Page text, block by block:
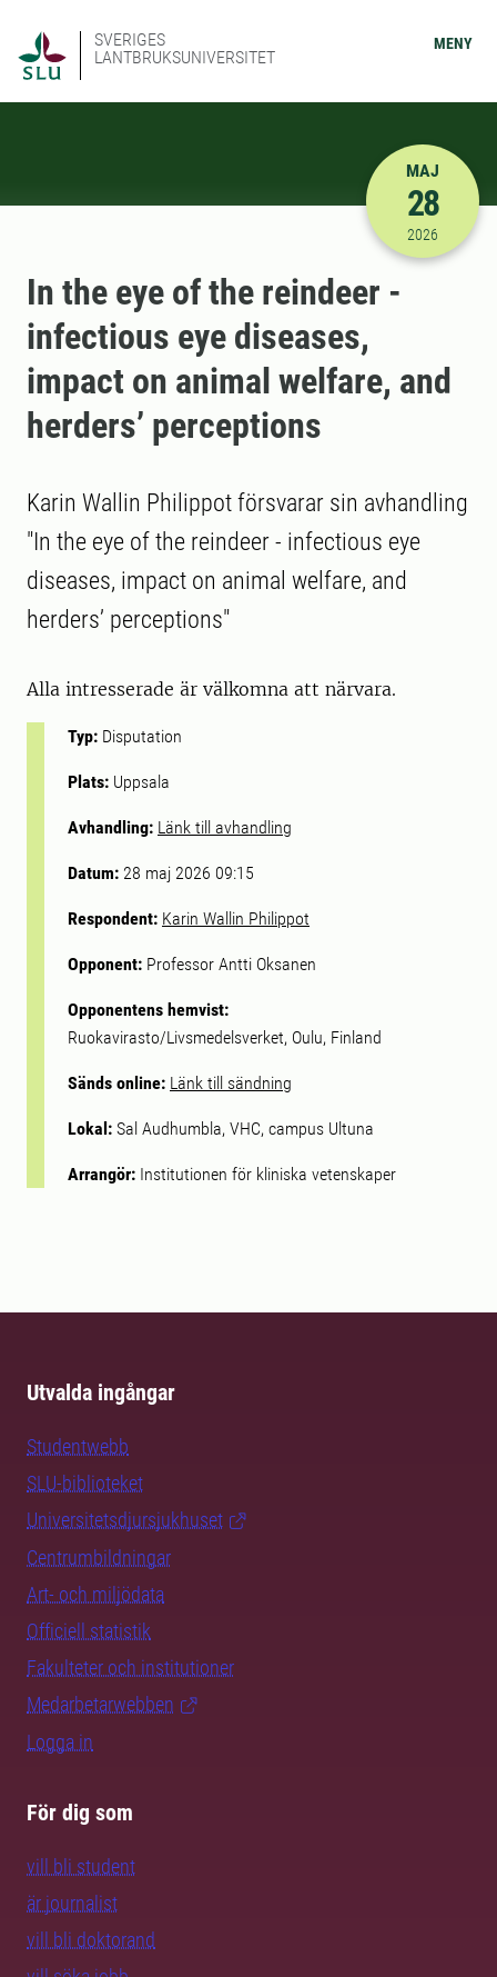
SVERIGES
LANTBRUKSUNIVERSITET
MENY
2026-05-
MAJ
28
2026
In the eye of the reindeer -
infectious eye diseases,
impact on animal welfare, and
herders’ perceptions
Karin Wallin Philippot försvarar sin avhandling
"In the eye of the reindeer - infectious eye
diseases, impact on animal welfare, and
herders’ perceptions"
Alla intresserade är välkomna att närvara.
Typ: Disputation
Plats: Uppsala
Avhandling: Länk till avhandling
Datum: 28 maj 2026 09:15
Respondent: Karin Wallin Philippot
Opponent: Professor Antti Oksanen
Opponentens hemvist:
Ruokavirasto/Livsmedelsverket, Oulu, Finland
Sänds online: Länk till sändning
Lokal: Sal Audhumbla, VHC, campus Ultuna
Arrangör: Institutionen för kliniska vetenskaper
Utvalda ingångar
Studentwebb
SLU-biblioteket
Universitetsdjursjukhuset
Centrumbildningar
Art- och miljödata
Officiell statistik
Fakulteter och institutioner
Medarbetarwebben
Logga in
För dig som
vill bli student
är journalist
vill bli doktorand